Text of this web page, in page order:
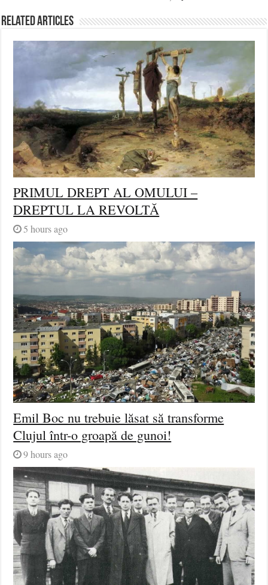
Related Articles
PRIMUL DREPT AL OMULUI –
DREPTUL LA REVOLTĂ
5 hours ago
Emil Boc nu trebuie lăsat să transforme
Clujul într-o groapă de gunoi!
9 hours ago